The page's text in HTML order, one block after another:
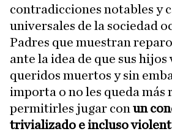
contradicciones notables y
universales de la sociedad
Padres que muestran
ante la idea de que sus hijos
queridos muertos y sin
importa o no les queda más
permitirles jugar con un
trivializado e incluso